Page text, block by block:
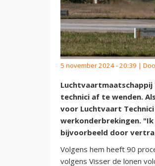
5 november 2024 - 20:39 |
technici af te wenden.
voor Luchtvaart
werkonderbrekingen.
bijvoorbeeld door
Volgens hem heeft 90
volgens Visser de lonen